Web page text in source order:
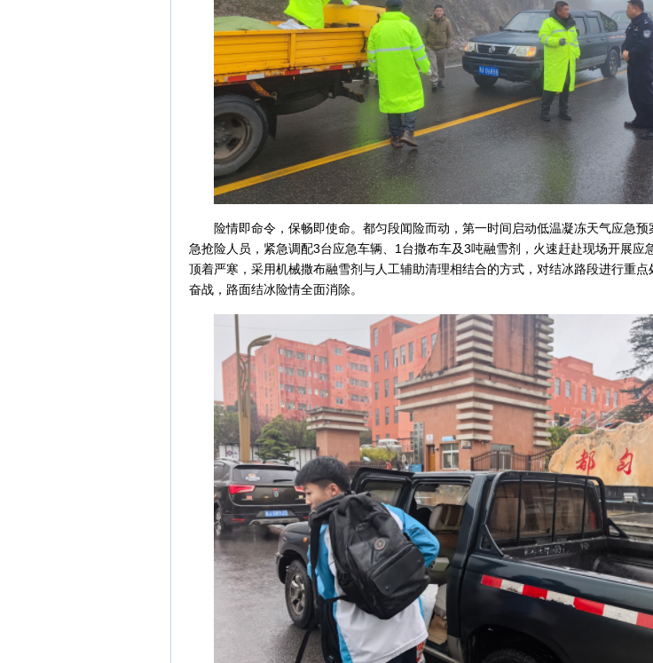
险情即命令，保畅即使命。都匀段闻险而动，第一时间启动低温凝冻天气应急
急抢险人员，紧急调配3台应急车辆、1台撒布车及3吨融雪剂，火速赶赴现场开展应
顶着严寒，采用机械撒布融雪剂与人工辅助清理相结合的方式，对结冰路段进行重
奋战，路面结冰险情全面消除。